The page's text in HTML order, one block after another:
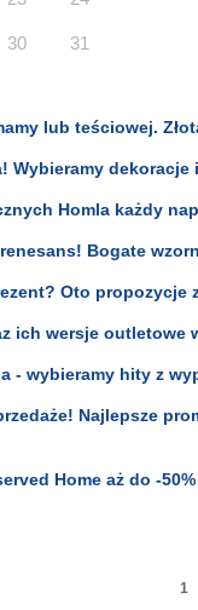
30 31
lub teściowej.
Wybieramy
Homla każdy
Bogate
Oto
ich wersje outletowe
- wybieramy hity z
Najlepsze
Home aż do -
1